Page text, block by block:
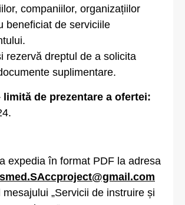
companiilor, organizațiilor
beneficiat de serviciile
rezervă dreptul de a solicita
suplimentare.
limită de prezentare a ofertei:
expedia în format PDF la adresa
„Servicii de instruire și